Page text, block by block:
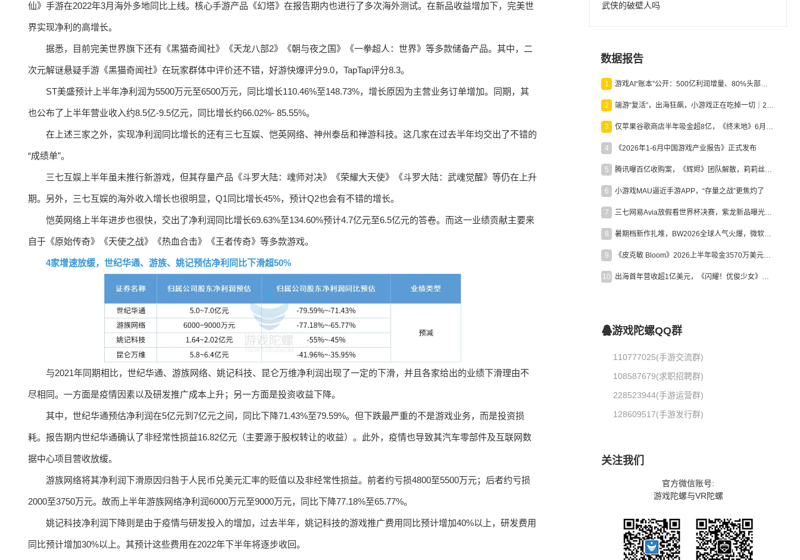
仙》手游在2022年3月海外多地同比上线。核心手游产品《幻塔》在报告期内也进行了多次海外测试。在新品收益增加下，完美世
界实现净利的高增长。
据悉，目前完美世界旗下还有《黑猫奇闻社》《天龙八部2》《朝与夜之国》《一拳超人：世界》等多款储备产品。其中，二
次元解谜悬疑手游《黑猫奇闻社》在玩家群体中评价还不错，好游快爆评分9.0，TapTap评分8.3。
ST美盛预计上半年净利润为5500万元至6500万元，同比增长110.46%至148.73%，增长原因为主营业务订单增加。同期，其
也公布了上半年营业收入约8.5亿-9.5亿元，同比增长约66.02%- 85.55%。
在上述三家之外，实现净利润同比增长的还有三七互娱、恺英网络、神州泰岳和禅游科技。这几家在过去半年均交出了不错的
“成绩单”。
三七互娱上半年虽未推行新游戏，但其存量产品《斗罗大陆：魂师对决》《荣耀大天使》《斗罗大陆：武魂觉醒》等仍在上升
期。另外，三七互娱的海外收入增长也很明显，Q1同比增长45%，预计Q2也会有不错的增长。
恺英网络上半年进步也很快，交出了净利润同比增长69.63%至134.60%预计4.7亿元至6.5亿元的答卷。而这一业绩贡献主要来
自于《原始传奇》《天使之战》《热血合击》《王者传奇》等多款游戏。
4家增速放缓，世纪华通、游族、姚记预估净利同比下滑超50%
与2021年同期相比，世纪华通、游族网络、姚记科技、昆仑万维净利润出现了一定的下滑，并且各家给出的业绩下滑理由不
尽相同。一方面是疫情因素以及研发推广成本上升；另一方面是投资收益下降。
其中，世纪华通预估净利润在5亿元到7亿元之间，同比下降71.43%至79.59%。但下跌最严重的不是游戏业务，而是投资损
耗。报告期内世纪华通确认了非经常性损益16.82亿元（主要源于股权转让的收益）。此外，疫情也导致其汽车零部件及互联网数
据中心项目营收放缓。
游族网络将其净利润下滑原因归咎于人民币兑美元汇率的贬值以及非经常性损益。前者约亏损4800至5500万元；后者约亏损
2000至3750万元。故而上半年游族网络净利润6000万元至9000万元，同比下降77.18%至65.77%。
姚记科技净利润下降则是由于疫情与研发投入的增加，过去半年，姚记科技的游戏推广费用同比预计增加40%以上，研发费用
同比预计增加30%以上。其预计这些费用在2022年下半年将逐步收回。
武侠的破壁人吗
数据报告
1 游戏AI“账本”公开：500亿利润增量、80%头部入局，谁在闷声发财？
2 端游“复活”，出海狂飙，小游戏正在吃掉一切｜2026上半年产业报告
3 仅苹果谷歌商店半年吸金超8亿，《终末地》6月份收入显著回暖
4 《2026年1-6月中国游戏产业报告》正式发布
5 腾讯曝百亿收购案，《辉烬》团队解散，莉莉丝新作曝光｜陀螺周报
6 小游戏MAU逼近手游APP，“存量之战”更焦灼了
7 三七网易Avia放假看世界杯决赛，紫龙新品曝光，米哈游新作上线 | 陀螺周报
8 暑期档新作扎堆，BW2026全球人气火爆，微软XBOX大裁员|陀螺周报
9 《皮克敏 Bloom》2026上半年吸金3570万美元，中国台湾成最大市场
10 出海首年营收超1亿美元，《闪耀！优俊少女》美国市场占比达七成
游戏陀螺QQ群
110777025(手游交流群)
108587679(求职招聘群)
228523944(手游运营群)
128609517(手游发行群)
关注我们
官方微信账号:
游戏陀螺与VR陀螺